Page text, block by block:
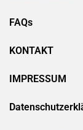
FAQs
KONTAKT
IMPRESSUM